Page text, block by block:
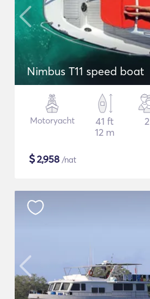
Nimbus T11 speed boat
Motoryacht
41 ft
12 m
2
$2,958 /nat